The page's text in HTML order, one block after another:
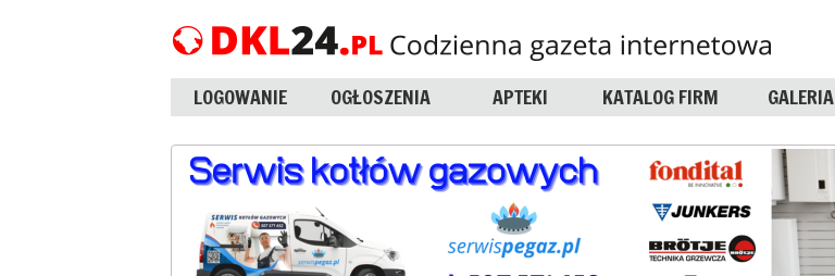
LOGOWANIE OGŁOSZENIA APTEKI KATALOG FIRM GALERIA